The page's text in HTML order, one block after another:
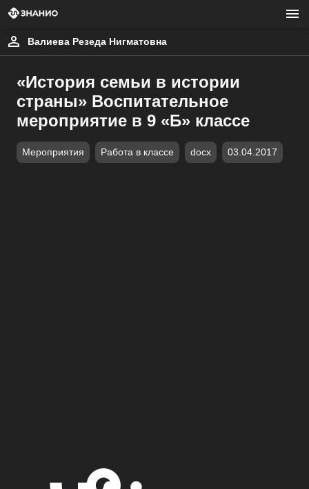
Валиева Резеда Нигматовна
«История семьи в истории
страны» Воспитательное
мероприятие в 9 «Б» классе
Мероприятия Работа в классе docx 03.04.2017